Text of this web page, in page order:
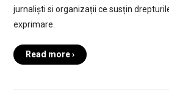
jurnaliști si organizații ce susțin
exprimare.
Read more ›